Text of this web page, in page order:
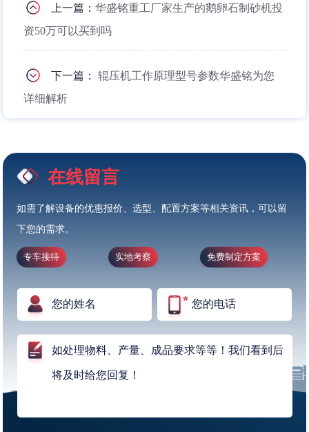
上一篇：华盛铭重工厂家生产的鹅卵石制砂机投
资50万可以买到吗
下一篇：辊压机工作原理型号参数华盛铭为您
详细解析
在线留言
如需了解设备的优惠报价、选型、配置方案等相关资讯，可以留
下您的需求。
专车接待 实地考察 免费制定方案